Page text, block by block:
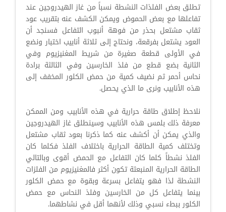
تطلق بعض الفلذات النشطة نسباً من غاز الهيدروجين عند
تفاعلها مع بعض الحموض ويمكن الكشف عنه بتقريب عود
ثقاب مشتعل بحذر من فوهة أنبوب التفاعل فسنجد أن
العود يشتعل بفرقعة، ونحتاج إلى ثلاثة أنابيب اختبار ونضع
في الأولى قطعة صغيرة من شريط المغنيزيوم وفي
الثانية بضع قطع من فلذ الخارسين وفي الثالثة برادة
نحاس أحمر ثم نضيف كمية من حمض الكلور المخفف إلى
هذه الأنابيب ونرى ما الذي يحصل.
نلاحظ إطلاق طاقة حرارية في هذه الأنابيب ومن الممكن
معرفة ذلك بلمس هذه الأنابيب وسينطلق غاز الهيدروجين
والذي يمكن أن أكشف عنه كما ذكرنا بعود ثقاب مشتعل
وتختلف كمية الطاقة الحرارية باختلاف الفلذ فكلما كان
الفلذ نشطاً كلما كان التفاعل مع الحمض أقوى وبالتالي
الطاقة الحرارية المنبعثة تكون أكثر فالمغنيزيوم من الفلزات
النشطة لذا فهو يتفاعل بسرعة وبقوة مع حمض الكلور
بينما يتفاعل كل من الخارسين وفلذ النحاس مع حمض
الكلور ببطء نسبي وذلك لأنهما أقل في نشاطهما.